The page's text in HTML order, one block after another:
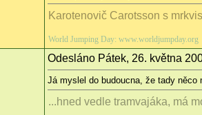
Karotenovič Carotsson s
World Jumping Day: www.worldjumpday.org
Odesláno Pátek, 26. května
Já myslel do budoucna, že tady
...hned vedle tramvajáka, má